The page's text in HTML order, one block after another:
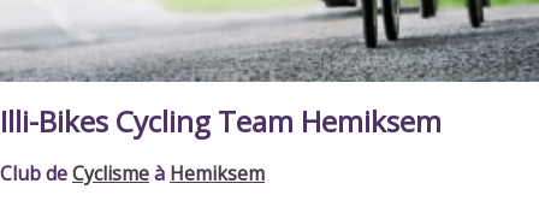
Illi-Bikes Cycling Team Hemiksem
Club deCyclismeà Hemiksem